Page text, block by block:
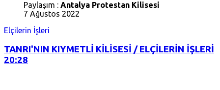
Paylaşım : Antalya Protestan Kilisesi
7 Ağustos 2022
Elçilerin İşleri
TANRI'NIN KIYMETLİ KİLİSESİ / ELÇİLERİN İŞLERİ
20:28